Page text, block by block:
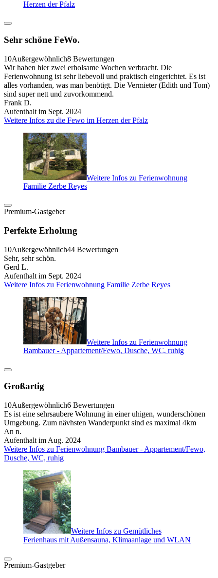
Herzen der Pfalz
Sehr schöne FeWo.
10Außergewöhnlich8 Bewertungen
Wir haben hier zwei erholsame Wochen verbracht. Die
Ferienwohnung ist sehr liebevoll und praktisch eingerichtet. Es ist
alles vorhanden, was man benötigt. Die Vermieter (Edith und Tom)
sind super nett und zuvorkommend.
Frank D.
Aufenthalt im Sept. 2024
Weitere Infos zu die Fewo im Herzen der Pfalz
Weitere Infos zu Ferienwohnung
Familie Zerbe Reyes
Premium-Gastgeber
Perfekte Erholung
10Außergewöhnlich44 Bewertungen
Sehr, sehr schön.
Gerd L.
Aufenthalt im Sept. 2024
Weitere Infos zu Ferienwohnung Familie Zerbe Reyes
Weitere Infos zu Ferienwohnung
Bambauer - Appartement/Fewo, Dusche, WC, ruhig
Großartig
10Außergewöhnlich6 Bewertungen
Es ist eine sehrsaubere Wohnung in einer uhigen, wunderschönen
Umgebung. Zum nävhsten Wanderpunkt sind es maximal 4km
An n.
Aufenthalt im Aug. 2024
Weitere Infos zu Ferienwohnung Bambauer - Appartement/Fewo,
Dusche, WC, ruhig
Weitere Infos zu Gemütliches
Ferienhaus mit Außensauna, Klimaanlage und WLAN
Premium-Gastgeber